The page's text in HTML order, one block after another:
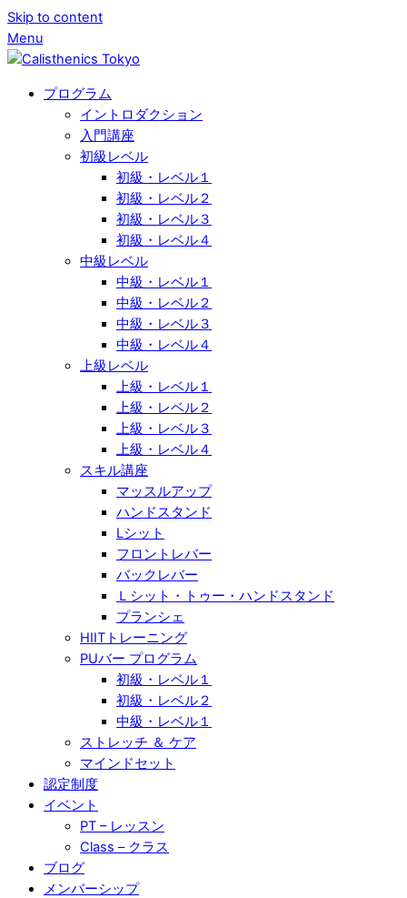
Skip to content
Menu
プログラム
イントロダクション
入門講座
初級レベル
初級・レベル１
初級・レベル２
初級・レベル３
初級・レベル４
中級レベル
中級・レベル１
中級・レベル２
中級・レベル３
中級・レベル４
上級レベル
上級・レベル１
上級・レベル２
上級・レベル３
上級・レベル４
スキル講座
マッスルアップ
ハンドスタンド
Lシット
フロントレバー
バックレバー
Ｌシット・トゥー・ハンドスタンド
プランシェ
HIITトレーニング
PUバー プログラム
初級・レベル１
初級・レベル２
中級・レベル１
ストレッチ ＆ ケア
マインドセット
認定制度
イベント
PT – レッスン
Class – クラス
ブログ
メンバーシップ